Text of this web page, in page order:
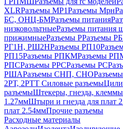
XLRРазъемы МР1Разъемы Мрн
БС, ОНЦ-БМРазъемы питания
низковольтныеРазъемы питания
прижимныеРазъемы РРазъемы
РГ1Н, РШ2НРазъемы РП10
РП15Разъемы РПКМРазъемы
РПСРазъемы РРСРазъемы РС
РШАРазъемы СНП, СНО
2РТ, 2РТТ Силовые разъемы
разъемыШтекеры, гнезда, клеммы
1.27ммШтыри и гнезда для плат
плат 2.54ммПрочие разъемы
Расходные материалы